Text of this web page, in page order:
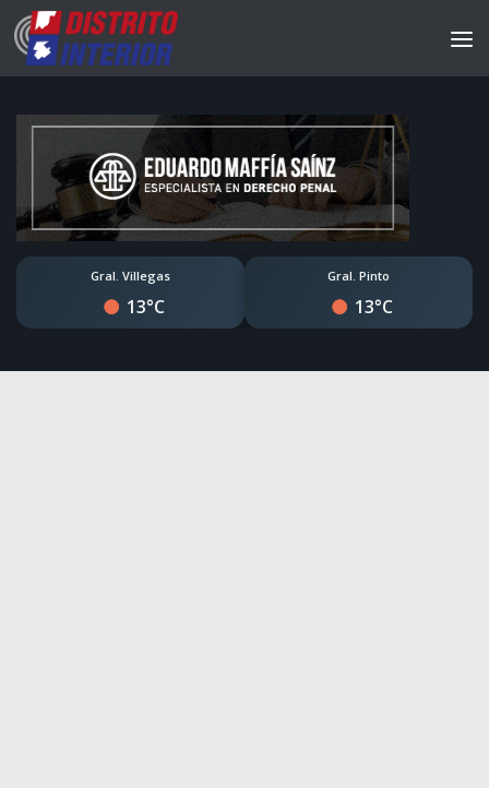
Gral. Villegas
13°C
Gral. Pinto
13°C